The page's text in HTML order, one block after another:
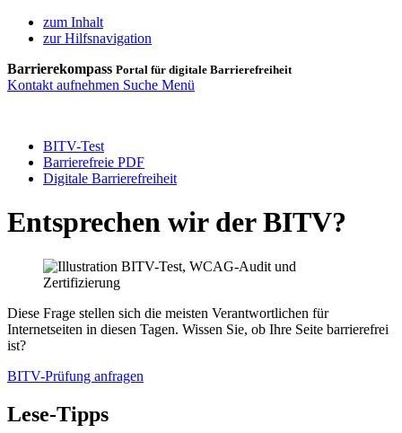
zum Inhalt
zur Hilfsnavigation
Barrierekompass Portal für digitale Barrierefreiheit
Kontakt aufnehmen Suche Menü
BITV-Test
Barrierefreie PDF
Digitale Barrierefreiheit
Entsprechen wir der BITV?
Diese Frage stellen sich die meisten Verantwortlichen für
Internetseiten in diesen Tagen. Wissen Sie, ob Ihre Seite barrierefrei
ist?
BITV-Prüfung anfragen
Lese-Tipps